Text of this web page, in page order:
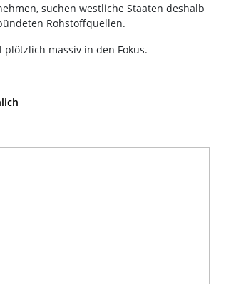
suchen westliche Staaten deshalb
Rohstoffquellen.
massiv in den Fokus.